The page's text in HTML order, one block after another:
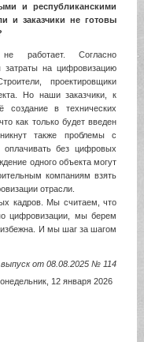
и республиканскими
и заказчики не готовы
работает. Согласно
затраты на цифровизацию
проектировщики
Но наши заказчики, к
в технических
как только будет введен
также проблемы с
оплачивать без цифровых
одного объекта могут
компаниям взять
отрасли.
кадров. Мы считаем, что
цифровизации, мы берем
И мы шаг за шагом
выпуск от 08.08.2025 № 114
12 января 2026